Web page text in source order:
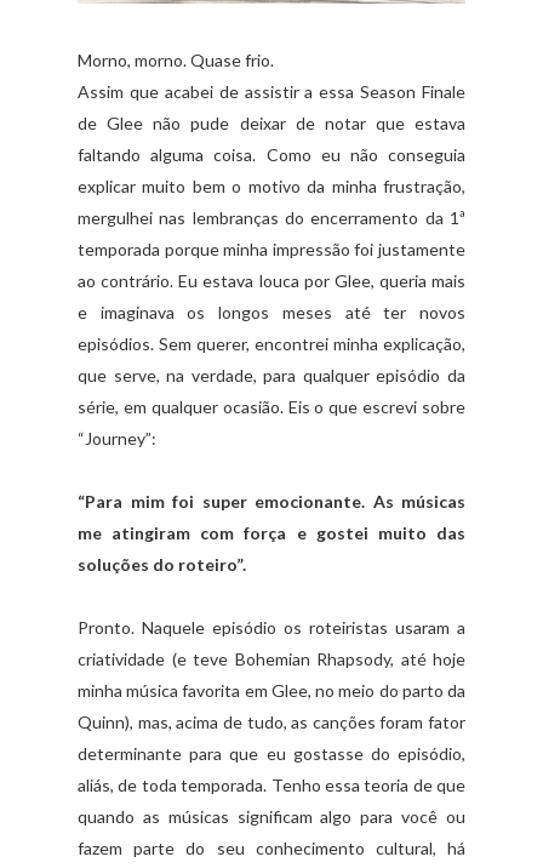
Morno, morno. Quase frio.
Assim que acabei de assistir a essa Season Finale
de Glee não pude deixar de notar que estava
faltando alguma coisa. Como eu não conseguia
explicar muito bem o motivo da minha frustração,
mergulhei nas lembranças do encerramento da 1ª
temporada porque minha impressão foi justamente
ao contrário. Eu estava louca por Glee, queria mais
e imaginava os longos meses até ter novos
episódios. Sem querer, encontrei minha explicação,
que serve, na verdade, para qualquer episódio da
série, em qualquer ocasião. Eis o que escrevi sobre
“Journey”:
“Para mim foi super emocionante. As músicas
me atingiram com força e gostei muito das
soluções do roteiro”.
Pronto. Naquele episódio os roteiristas usaram a
criatividade (e teve Bohemian Rhapsody, até hoje
minha música favorita em Glee, no meio do parto da
Quinn), mas, acima de tudo, as canções foram fator
determinante para que eu gostasse do episódio,
aliás, de toda temporada. Tenho essa teoria de que
quando as músicas significam algo para você ou
fazem parte do seu conhecimento cultural, há